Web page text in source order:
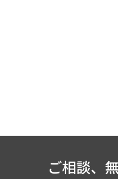
ご相談、